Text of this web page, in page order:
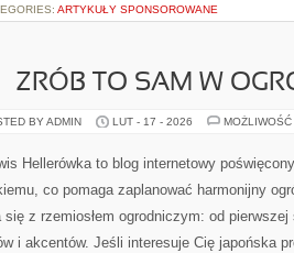
ARTYKUŁY SPONSOROWANE
ZRÓB TO SAM W
BY ADMIN LUT - 17 - 2026
Hellerówka to blog internetowy
co pomaga zaplanować harmonijny
się z rzemiosłem ogrodniczym: od
i akcentów. Jeśli interesuje Cię japońska